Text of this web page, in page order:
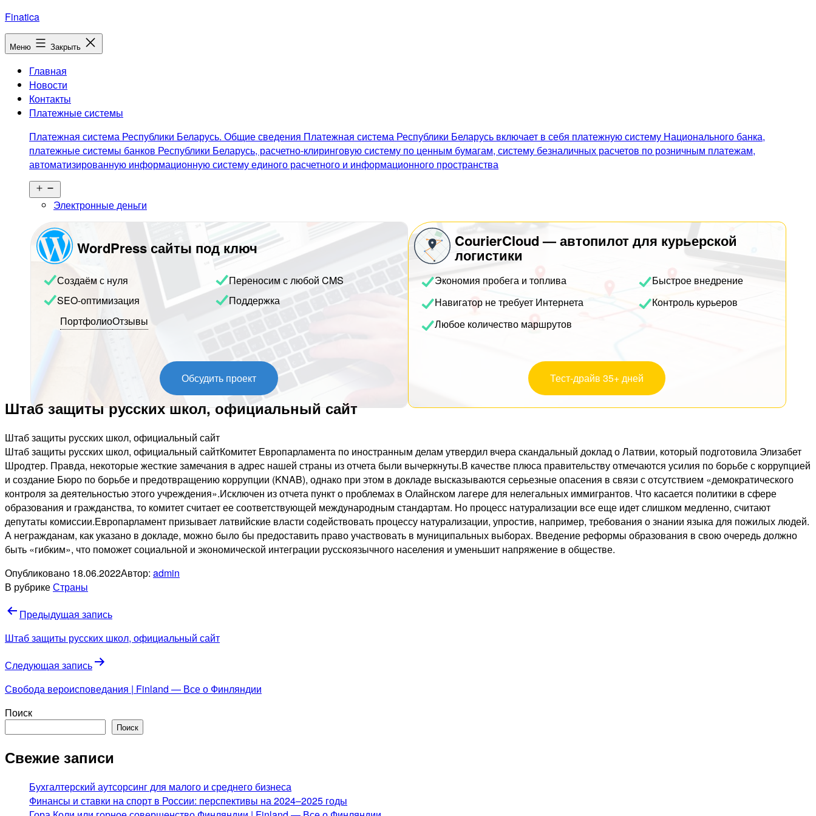
Перейти
к
содержимому
Finatica
Меню Закрыть
Главная
Новости
Контакты
Платежные системы
Платежная система Республики Беларусь. Общие сведения Платежная система Республики Беларусь включает в себя платежную систему Национального банка,
платежные системы банков Республики Беларусь, расчетно-клиринговую систему по ценным бумагам, систему безналичных расчетов по розничным платежам,
автоматизированную информационную систему единого расчетного и информационного пространства
меню
Электронные деньги
WordPress сайты под ключ
Создаём с нуля
Переносим с любой CMS
SEO-оптимизация
Поддержка
ПортфолиоОтзывы
Обсудить проект
CourierCloud — автопилот для курьерской
логистики
Экономия пробега и топлива
Быстрое внедрение
Навигатор не требует Интернета
Контроль курьеров
Любое количество маршрутов
Тест-драйв 35+ дней
Штаб защиты русских школ, официальный сайт
Штаб защиты русских школ, официальный сайт
Штаб защиты русских школ, официальный сайтКомитет Европарламента по иностранным делам утвердил вчера скандальный доклад о Латвии, который подготовила Элизабет
Шродтер. Правда, некоторые жесткие замечания в адрес нашей страны из отчета были вычеркнуты.В качестве плюса правительству отмечаются усилия по борьбе с коррупцией
и создание Бюро по борьбе и предотвращению коррупции (KNAB), однако при этом в докладе высказываются серьезные опасения в связи с отсутствием «демократического
контроля за деятельностью этого учреждения».Исключен из отчета пункт о проблемах в Олайнском лагере для нелегальных иммигрантов. Что касается политики в сфере
образования и гражданства, то комитет считает ее соответствующей международным стандартам. Но процесс натурализации все еще идет слишком медленно, считают
депутаты комиссии.Европарламент призывает латвийские власти содействовать процессу натурализации, упростив, например, требования о знании языка для пожилых людей.
А негражданам, как указано в докладе, можно было бы предоставить право участвовать в муниципальных выборах. Введение реформы образования в свою очередь должно
быть «гибким», что поможет социальной и экономической интеграции русскоязычного населения и уменьшит напряжение в обществе.
Опубликовано 18.06.2022Автор: admin
В рубрикеСтраны
Навигация
по
Предыдущая запись
Штаб защиты русских школ, официальный сайт
Следующая запись
Свобода вероисповедания | Finland — Все о Финляндии
Поиск
Поиск
Свежие записи
Бухгалтерский аутсорсинг для малого и среднего бизнеса
Финансы и ставки на спорт в России: перспективы на 2024–2025 годы